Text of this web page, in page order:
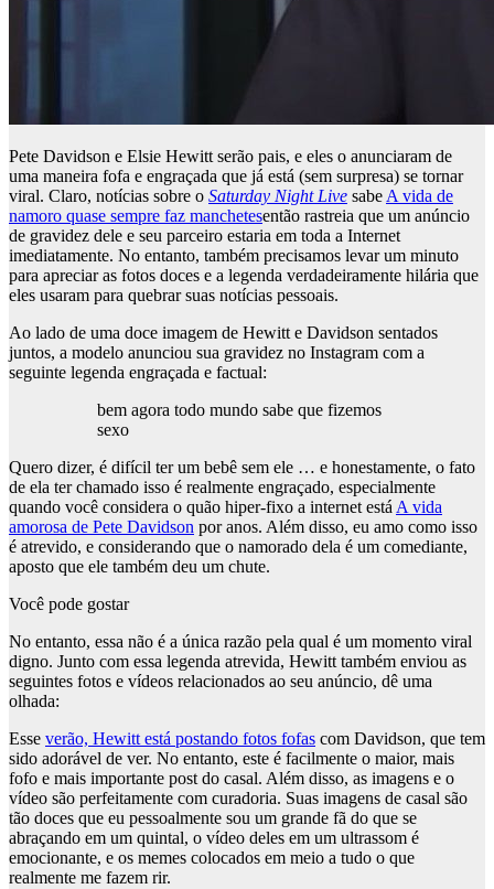
Pete Davidson e Elsie Hewitt serão pais, e eles o anunciaram de
uma maneira fofa e engraçada que já está (sem surpresa) se tornar
viral. Claro, notícias sobre o Saturday Night Live sabeA vida de
namoro quase sempre faz manchetesentão rastreia que um anúncio
de gravidez dele e seu parceiro estaria em toda a Internet
imediatamente. No entanto, também precisamos levar um minuto
para apreciar as fotos doces e a legenda verdadeiramente hilária que
eles usaram para quebrar suas notícias pessoais.
Ao lado de uma doce imagem de Hewitt e Davidson sentados
juntos, a modelo anunciou sua gravidez no Instagram com a
seguinte legenda engraçada e factual:
bem agora todo mundo sabe que fizemos
sexo
Quero dizer, é difícil ter um bebê sem ele … e honestamente, o fato
de ela ter chamado isso é realmente engraçado, especialmente
quando você considera o quão hiper-fixo a internet estáA vida
amorosa de Pete Davidson por anos. Além disso, eu amo como isso
é atrevido, e considerando que o namorado dela é um comediante,
aposto que ele também deu um chute.
Você pode gostar
No entanto, essa não é a única razão pela qual é um momento viral
digno. Junto com essa legenda atrevida, Hewitt também enviou as
seguintes fotos e vídeos relacionados ao seu anúncio, dê uma
olhada:
Esse verão, Hewitt está postando fotos fofas com Davidson, que tem
sido adorável de ver. No entanto, este é facilmente o maior, mais
fofo e mais importante post do casal. Além disso, as imagens e o
vídeo são perfeitamente com curadoria. Suas imagens de casal são
tão doces que eu pessoalmente sou um grande fã do que se
abraçando em um quintal, o vídeo deles em um ultrassom é
emocionante, e os memes colocados em meio a tudo o que
realmente me fazem rir.